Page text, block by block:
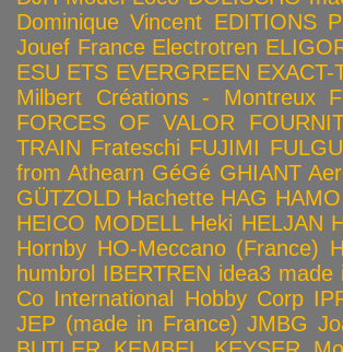
Dominique Vincent EDITIONS
Jouef France Electrotren
ESU ETS EVERGREEN EXACT-
Milbert Créations - Montreux
FORCES OF VALOR
TRAIN Frateschi FUJIMI
from Athearn GéGé GHIANT
GÜTZOLD Hachette HAG
HEICO MODELL Heki HELJAN
Hornby HO-Meccano (France)
humbrol IBERTREN idea3 made
Co International Hobby Corp
JEP (made in France) JMBG